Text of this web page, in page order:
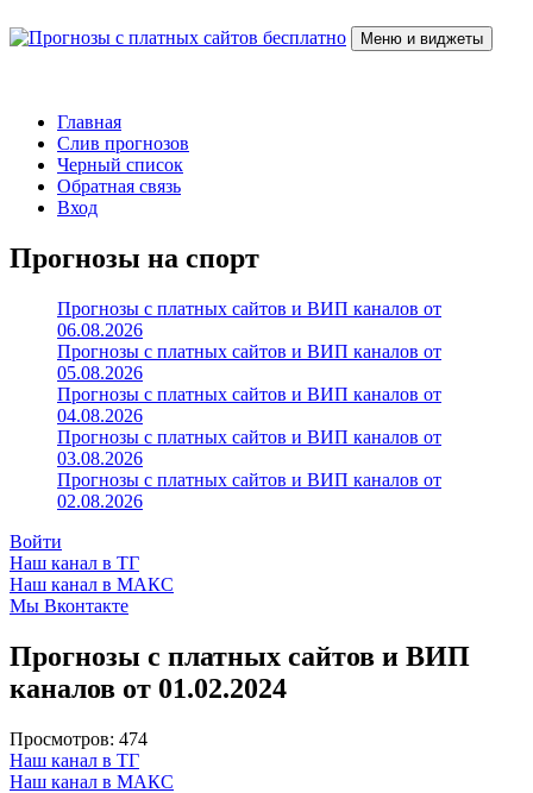
к
Меню и виджеты
Главная
Слив прогнозов
Черный список
Обратная связь
Вход
Прогнозы на спорт
Прогнозы с платных сайтов и ВИП каналов от
06.08.2026
Прогнозы с платных сайтов и ВИП каналов от
05.08.2026
Прогнозы с платных сайтов и ВИП каналов от
04.08.2026
Прогнозы с платных сайтов и ВИП каналов от
03.08.2026
Прогнозы с платных сайтов и ВИП каналов от
02.08.2026
Войти
Наш канал в ТГ
Наш канал в МАКС
Мы Вконтакте
Прогнозы с платных сайтов и ВИП
каналов от 01.02.2024
Просмотров: 474
Наш канал в ТГ
Наш канал в МАКС